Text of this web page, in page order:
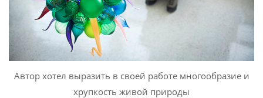
Автор хотел выразить в своей работе многообразие и
хрупкость живой природы